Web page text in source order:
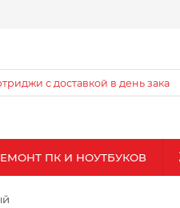
ПК И НОУТБУКОВ